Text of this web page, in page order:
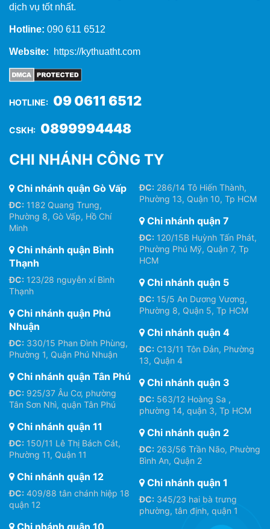
dịch vụ tốt nhất.
Hotline: 090 611 6512
Website: https://kythuatht.com
HOTLINE: 09 0611 6512
CSKH: 0899994448
CHI NHÁNH CÔNG TY
Chi nhánh quận Gò Vấp
ĐC: 1182 Quang Trung,
Phường 8, Gò Vấp, Hồ Chí
Minh
Chi nhánh quận Bình
Thạnh
ĐC: 123/28 nguyễn xí Bình
Thạnh
Chi nhánh quận Phú
Nhuận
ĐC: 330/15 Phan Đình Phùng,
Phường 1, Quận Phú Nhuận
Chi nhánh quận Tân Phú
ĐC: 925/37 Âu Cơ, phường
Tân Sơn Nhì, quận Tân Phú
Chi nhánh quận 11
ĐC: 150/11 Lê Thị Bách Cát,
Phường 11, Quận 11
Chi nhánh quận 12
ĐC: 409/88 tân chánh hiệp 18
quận 12
Chi nhánh quận 10
ĐC: 286/14 Tô Hiến Thành,
Phường 13, Quận 10, Tp HCM
Chi nhánh quận 7
ĐC: 120/15B Huỳnh Tấn Phát,
Phường Phú Mỹ, Quận 7, Tp
HCM
Chi nhánh quận 5
ĐC: 15/5 An Dương Vương,
Phường 8, Quận 5, Tp HCM
Chi nhánh quận 4
ĐC: C13/11 Tôn Đản, Phường
13, Quận 4
Chi nhánh quận 3
ĐC: 563/12 Hoàng Sa ,
phường 14, quận 3, Tp HCM
Chi nhánh quận 2
ĐC: 263/56 Trần Não, Phường
Bình An, Quận 2
Chi nhánh quận 1
ĐC: 345/23 hai bà trưng
phường, tân định, quận 1